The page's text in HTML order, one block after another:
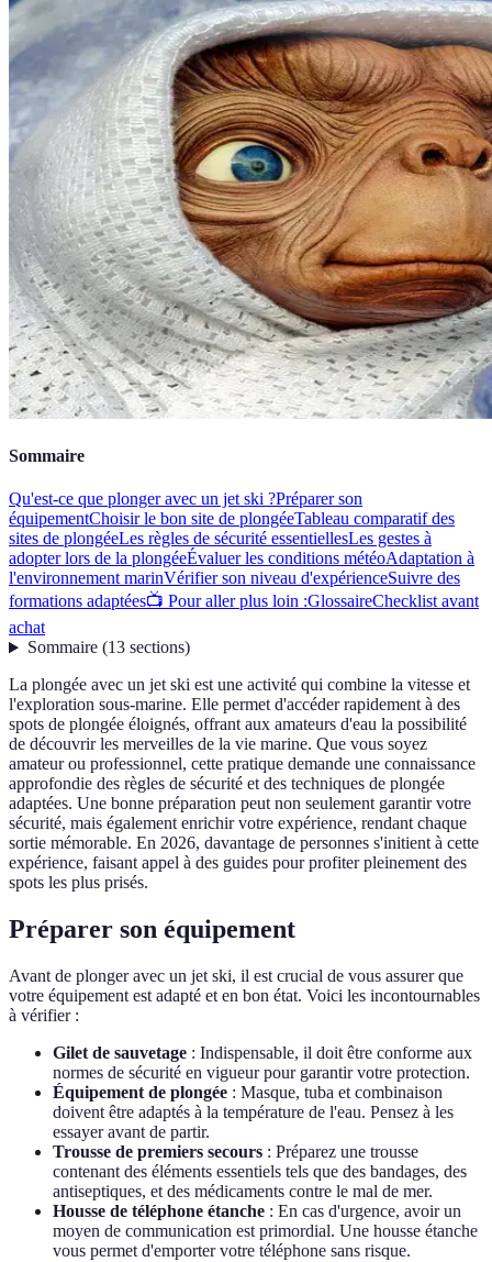
Sommaire
Qu'est-ce que plonger avec un jet ski ?Préparer son
équipementChoisir le bon site de plongéeTableau comparatif des
sites de plongéeLes règles de sécurité essentiellesLes gestes à
adopter lors de la plongéeÉvaluer les conditions météoAdaptation à
l'environnement marinVérifier son niveau d'expérienceSuivre des
formations adaptées📺 Pour aller plus loin :GlossaireChecklist avant
achat
Sommaire(13 sections)
La plongée avec un jet ski est une activité qui combine la vitesse et
l'exploration sous-marine. Elle permet d'accéder rapidement à des
spots de plongée éloignés, offrant aux amateurs d'eau la possibilité
de découvrir les merveilles de la vie marine. Que vous soyez
amateur ou professionnel, cette pratique demande une connaissance
approfondie des règles de sécurité et des techniques de plongée
adaptées. Une bonne préparation peut non seulement garantir votre
sécurité, mais également enrichir votre expérience, rendant chaque
sortie mémorable. En 2026, davantage de personnes s'initient à cette
expérience, faisant appel à des guides pour profiter pleinement des
spots les plus prisés.
Préparer son équipement
Avant de plonger avec un jet ski, il est crucial de vous assurer que
votre équipement est adapté et en bon état. Voici les incontournables
à vérifier :
Gilet de sauvetage : Indispensable, il doit être conforme aux
normes de sécurité en vigueur pour garantir votre protection.
Équipement de plongée : Masque, tuba et combinaison
doivent être adaptés à la température de l'eau. Pensez à les
essayer avant de partir.
Trousse de premiers secours : Préparez une trousse
contenant des éléments essentiels tels que des bandages, des
antiseptiques, et des médicaments contre le mal de mer.
Housse de téléphone étanche : En cas d'urgence, avoir un
moyen de communication est primordial. Une housse étanche
vous permet d'emporter votre téléphone sans risque.